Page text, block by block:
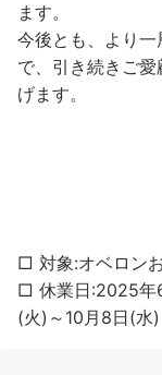
ます。
今後とも、より
で、引き続きご
げます。
□ 対象:オベロン
□ 休業日:2025年
(火)～10月8日(水)